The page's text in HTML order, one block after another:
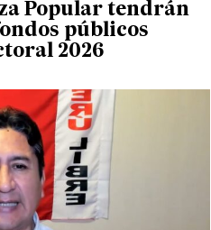
Popular tendrán
públicos
2026